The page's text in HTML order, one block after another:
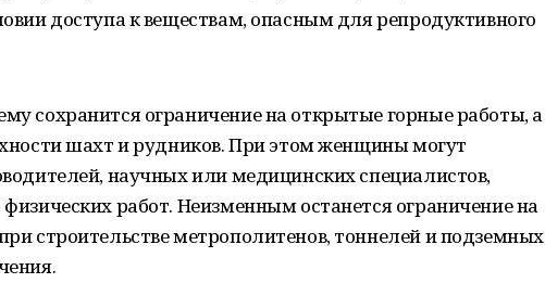
доступа к веществам, опасным для репродуктивного
сохранится ограничение на открытые горные работы, а
шахт и рудников. При этом женщины могут
научных или медицинских специалистов,
работ. Неизменным останется ограничение на
строительстве метрополитенов, тоннелей и подземных